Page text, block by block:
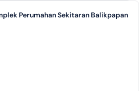
Perumahan Sekitaran Balikpapan